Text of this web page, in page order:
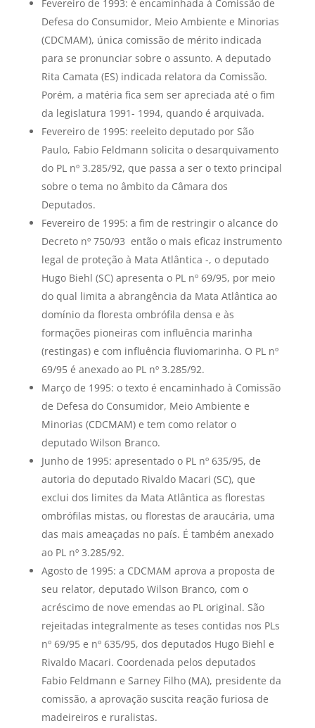
Fevereiro de 1993: é encaminhada à Comissão de
Defesa do Consumidor, Meio Ambiente e Minorias
(CDCMAM), única comissão de mérito indicada
para se pronunciar sobre o assunto. A deputado
Rita Camata (ES) indicada relatora da Comissão.
Porém, a matéria fica sem ser apreciada até o fim
da legislatura 1991- 1994, quando é arquivada.
Fevereiro de 1995: reeleito deputado por São
Paulo, Fabio Feldmann solicita o desarquivamento
do PL nº 3.285/92, que passa a ser o texto principal
sobre o tema no âmbito da Câmara dos
Deputados.
Fevereiro de 1995: a fim de restringir o alcance do
Decreto nº 750/93  então o mais eficaz instrumento
legal de proteção à Mata Atlântica -, o deputado
Hugo Biehl (SC) apresenta o PL nº 69/95, por meio
do qual limita a abrangência da Mata Atlântica ao
domínio da floresta ombrófila densa e às
formações pioneiras com influência marinha
(restingas) e com influência fluviomarinha. O PL nº
69/95 é anexado ao PL nº 3.285/92.
Março de 1995: o texto é encaminhado à Comissão
de Defesa do Consumidor, Meio Ambiente e
Minorias (CDCMAM) e tem como relator o
deputado Wilson Branco.
Junho de 1995: apresentado o PL nº 635/95, de
autoria do deputado Rivaldo Macari (SC), que
exclui dos limites da Mata Atlântica as florestas
ombrófilas mistas, ou florestas de araucária, uma
das mais ameaçadas no país. É também anexado
ao PL nº 3.285/92.
Agosto de 1995: a CDCMAM aprova a proposta de
seu relator, deputado Wilson Branco, com o
acréscimo de nove emendas ao PL original. São
rejeitadas integralmente as teses contidas nos PLs
nº 69/95 e nº 635/95, dos deputados Hugo Biehl e
Rivaldo Macari. Coordenada pelos deputados
Fabio Feldmann e Sarney Filho (MA), presidente da
comissão, a aprovação suscita reação furiosa de
madeireiros e ruralistas.